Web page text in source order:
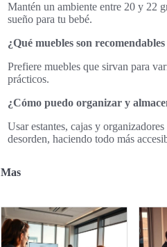
Mantén un ambiente entre 20 y 22
sueño para tu bebé.
¿Qué muebles son
Prefiere muebles que sirvan para
prácticos.
¿Cómo puedo organizar y
Usar estantes, cajas y
desorden, haciendo todo más
Mas